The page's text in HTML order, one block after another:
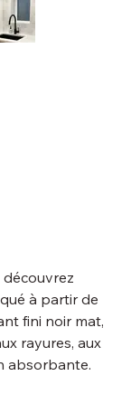
à partir de
fini noir mat,
rayures, aux
absorbante.